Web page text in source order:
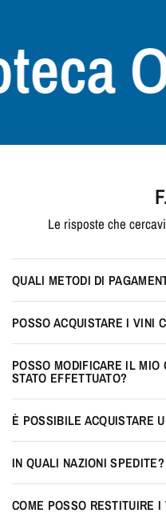
Le risposte che
QUALI METODI DI
POSSO ACQUISTARE I VINI
POSSO MODIFICARE IL MIO
STATO EFFETTUATO?
È POSSIBILE ACQUISTARE
IN QUALI NAZIONI SPEDITE?
COME POSSO RESTITUIRE I